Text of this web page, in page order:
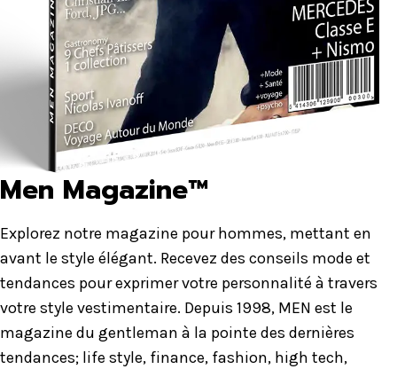
Men Magazine™
Explorez notre magazine pour hommes, mettant en
avant le style élégant. Recevez des conseils mode et
tendances pour exprimer votre personnalité à travers
votre style vestimentaire. Depuis 1998, MEN est le
magazine du gentleman à la pointe des dernières
tendances; life style, finance, fashion, high tech,